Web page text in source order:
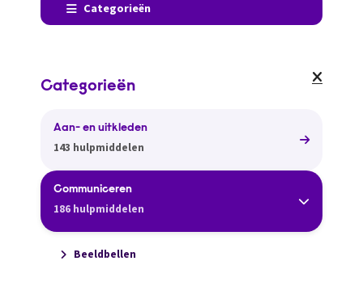
Categorieën
Categorieën
Aan- en uitkleden
143 hulpmiddelen
Communiceren
186 hulpmiddelen
Beeldbellen